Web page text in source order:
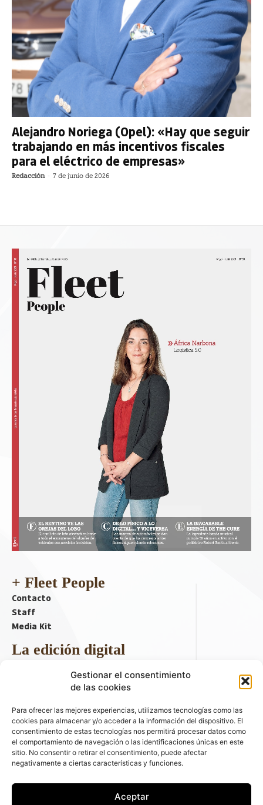
Gestionar el consentimiento
de las cookies
Para ofrecer las mejores experiencias, utilizamos tecnologías como las
cookies para almacenar y/o acceder a la información del dispositivo. El
consentimiento de estas tecnologías nos permitirá procesar datos como
el comportamiento de navegación o las identificaciones únicas en este
sitio. No consentir o retirar el consentimiento, puede afectar
negativamente a ciertas características y funciones.
Aceptar
Alejandro Noriega (Opel): «Hay que seguir
trabajando en más incentivos fiscales
para el eléctrico de empresas»
Redacción - 7 de junio de 2026
+ Fleet People
Contacto
Staff
Media Kit
La edición digital
Descargar último ejemplar
ir a hemeroteca
+ Contenido en redes sociales